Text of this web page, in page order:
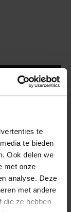
te
te bieden
Ook delen we
met onze
analyse. Deze
met andere
die ze hebben
Boy. De